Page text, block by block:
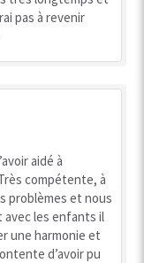
pas à revenir
aidé à
compétente, à
problèmes et nous
avec les enfants il
une harmonie et
d’avoir pu